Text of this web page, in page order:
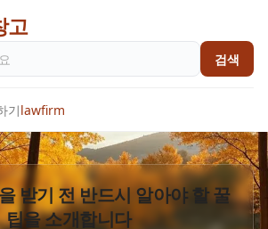
고
검색
기lawfirm
받기 전 반드시 알아야 할 꿀
팁을 소개합니다